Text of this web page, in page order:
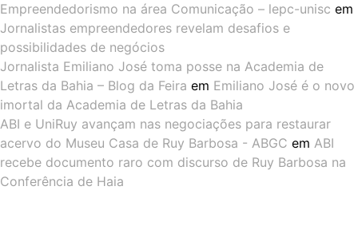
Empreendedorismo na área Comunicação – lepc-unisc em
Jornalistas empreendedores revelam desafios e
possibilidades de negócios
Jornalista Emiliano José toma posse na Academia de
Letras da Bahia – Blog da Feira em Emiliano José é o novo
imortal da Academia de Letras da Bahia
ABI e UniRuy avançam nas negociações para restaurar
acervo do Museu Casa de Ruy Barbosa - ABGC em ABI
recebe documento raro com discurso de Ruy Barbosa na
Conferência de Haia